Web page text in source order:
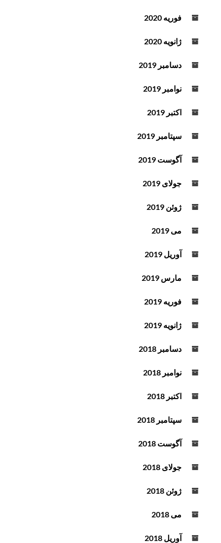
فوریه 2020
ژانویه 2020
دسامبر 2019
نوامبر 2019
اکتبر 2019
سپتامبر 2019
آگوست 2019
جولای 2019
ژوئن 2019
می 2019
آوریل 2019
مارس 2019
فوریه 2019
ژانویه 2019
دسامبر 2018
نوامبر 2018
اکتبر 2018
سپتامبر 2018
آگوست 2018
جولای 2018
ژوئن 2018
می 2018
آوریل 2018